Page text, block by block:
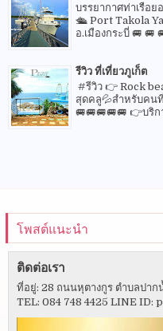
บรรยากาศท่าเรือ
🛳 Port Takola
อ.เมืองกระบี่ 🚐 🚐
รีวิว ที่เที่ยวภูเก็ต
#รีวิว 👉 Rock
สุดคลู💦สำหรับคน
🚐🚐🚐🚐🚐 👉บริก
โพสต์แนะนำ
ติดต่อเรา
ที่อยู่: 28 ถนนหุตางกูร ตำบลปาก
TEL: 084 748 4425 LINE ID: